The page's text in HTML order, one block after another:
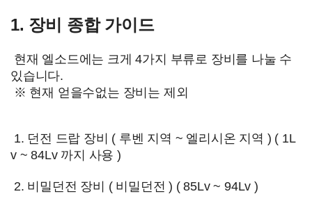
1. 장비 종합 가이드
현재 엘소드에는 크게 4가지 부류로 장비를 나눌 수
있습니다.
※ 현재 얻을수없는 장비는 제외
1. 던전 드랍 장비 ( 루벤 지역 ~ 엘리시온 지역 ) ( 1L
v ~ 84Lv 까지 사용 )
2. 비밀던전 장비 ( 비밀던전 ) ( 85Lv ~ 94Lv )